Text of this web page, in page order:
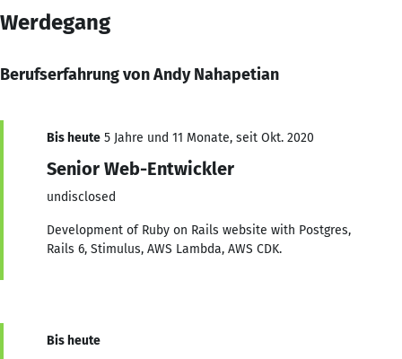
Werdegang
Berufserfahrung von Andy Nahapetian
Bis heute 5 Jahre und 11 Monate, seit Okt. 2020
Senior Web-Entwickler
undisclosed
Development of Ruby on Rails website with Postgres,
Rails 6, Stimulus, AWS Lambda, AWS CDK.
Bis heute